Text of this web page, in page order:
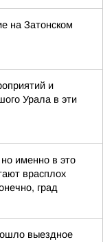
на Затонском
и
Урала в эти
именно в это
врасплох
град
выездное